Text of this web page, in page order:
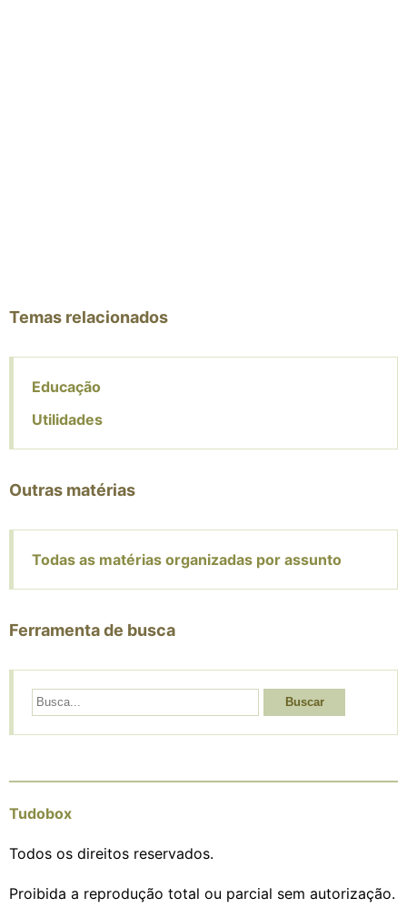
Temas relacionados
Educação
Utilidades
Outras matérias
Todas as matérias organizadas por assunto
Ferramenta de busca
Buscar
Tudobox
Todos os direitos reservados.
Proibida a reprodução total ou parcial sem autorização.